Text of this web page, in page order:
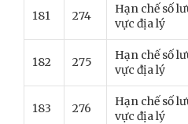
181 274
Hạn chế số
vực địa lý
182 275
Hạn chế số
vực địa lý
183 276
Hạn chế số
vực địa lý